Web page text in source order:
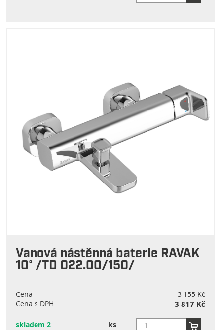
Vanová nástěnná baterie RAVAK
10° /TD 022.00/150/
Cena
3 155 Kč
Cena s DPH
3 817 Kč
skladem 2 ks